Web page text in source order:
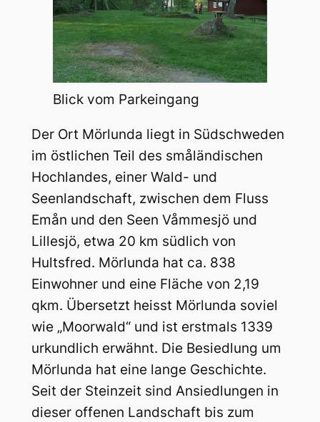
Blick vom Parkeingang
Der Ort Mörlunda liegt in Südschweden
im östlichen Teil des småländischen
Hochlandes, einer Wald- und
Seenlandschaft, zwischen dem Fluss
Emån und den Seen Våmmesjö und
Lillesjö, etwa 20 km südlich von
Hultsfred. Mörlunda hat ca. 838
Einwohner und eine Fläche von 2,19
qkm. Übersetzt heisst Mörlunda soviel
wie „Moorwald“ und ist erstmals 1339
urkundlich erwähnt. Die Besiedlung um
Mörlunda hat eine lange Geschichte.
Seit der Steinzeit sind Ansiedlungen in
dieser offenen Landschaft bis zum